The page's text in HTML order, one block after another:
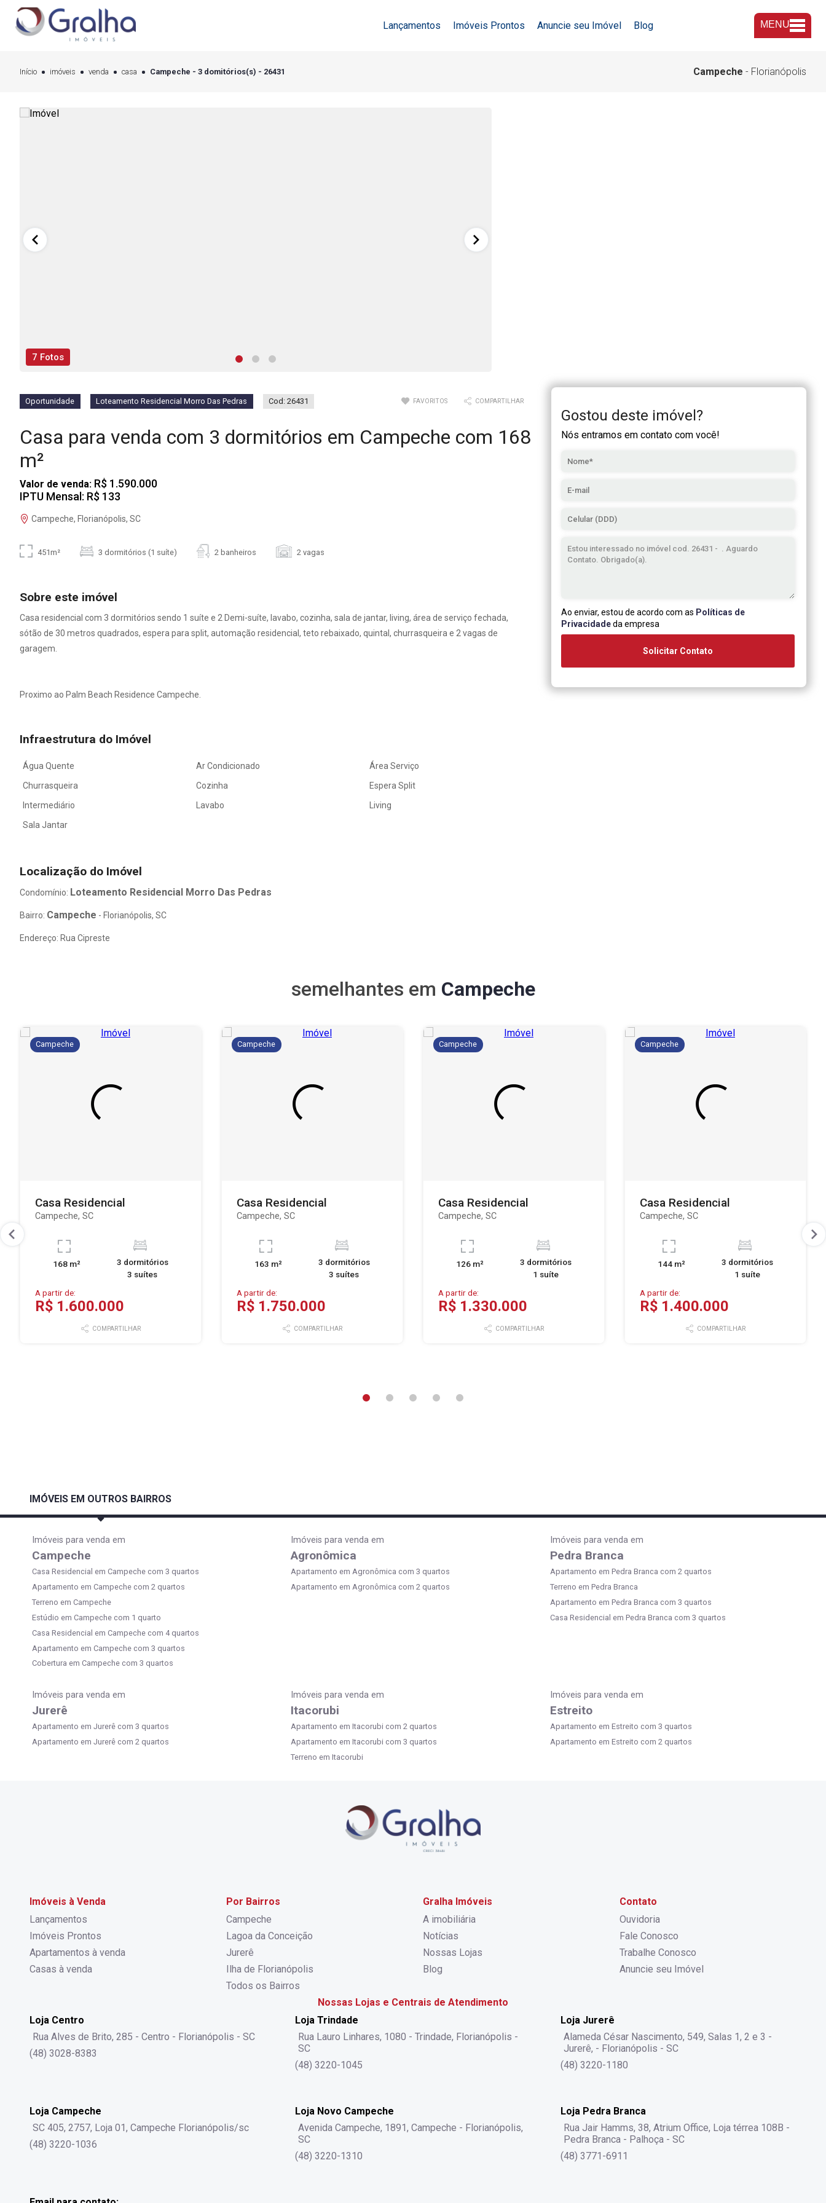
Lançamentos Imóveis Prontos Anuncie seu Imóvel Blog MENU
Início imóveis venda casa Campeche - 3 domitórios(s) - 26431 Campeche - Florianópolis
7 Fotos
Oportunidade Loteamento Residencial Morro Das Pedras Cod: 26431 FAVORITOS COMPARTILHAR
Casa para venda com 3 dormitórios em Campeche com 168
m²
Valor de venda: R$ 1.590.000
IPTU Mensal: R$ 133
Campeche, Florianópolis, SC
451m² 3 dormitórios (1 suíte) 2 banheiros 2 vagas
Sobre este imóvel
Casa residencial com 3 dormitórios sendo 1 suíte e 2 Demi-suíte, lavabo, cozinha, sala de jantar, living, área de serviço fechada,
sótão de 30 metros quadrados, espera para split, automação residencial, teto rebaixado, quintal, churrasqueira e 2 vagas de
garagem.
Proximo ao Palm Beach Residence Campeche.
Infraestrutura do Imóvel
Água Quente Ar Condicionado
Área Serviço
Churrasqueira
Cozinha
Espera Split
Intermediário
Lavabo
Living
Sala Jantar
Localização do Imóvel
Condomínio: Loteamento Residencial Morro Das Pedras
Bairro: Campeche - Florianópolis, SC
Endereço: Rua Cipreste
Gostou deste imóvel?
Nós entramos em contato com você!
Ao enviar, estou de acordo com as Políticas de
Privacidadeda empresa
Solicitar Contato
semelhantes em Campeche
Campeche
Casa Residencial
Campeche, SC
168 m²
3 dormitórios
3 suítes
A partir de:
R$ 1.600.000
COMPARTILHAR
Campeche
Casa Residencial
Campeche, SC
163 m²
3 dormitórios
3 suítes
A partir de:
R$ 1.750.000
COMPARTILHAR
Campeche
Casa Residencial
Campeche, SC
126 m²
3 dormitórios
1 suíte
A partir de:
R$ 1.330.000
COMPARTILHAR
Campeche
Casa Residencial
Campeche, SC
144 m²
3 dormitórios
1 suíte
A partir de:
R$ 1.400.000
COMPARTILHAR
IMÓVEIS EM OUTROS BAIRROS
Imóveis para venda em
Campeche
Casa Residencial em Campeche com 3 quartos
Apartamento em Campeche com 2 quartos
Terreno em Campeche
Estúdio em Campeche com 1 quarto
Casa Residencial em Campeche com 4 quartos
Apartamento em Campeche com 3 quartos
Cobertura em Campeche com 3 quartos
Imóveis para venda em
Agronômica
Apartamento em Agronômica com 3 quartos
Apartamento em Agronômica com 2 quartos
Imóveis para venda em
Pedra Branca
Apartamento em Pedra Branca com 2 quartos
Terreno em Pedra Branca
Apartamento em Pedra Branca com 3 quartos
Casa Residencial em Pedra Branca com 3 quartos
Imóveis para venda em
Jurerê
Apartamento em Jurerê com 3 quartos
Apartamento em Jurerê com 2 quartos
Imóveis para venda em
Itacorubi
Apartamento em Itacorubi com 2 quartos
Apartamento em Itacorubi com 3 quartos
Terreno em Itacorubi
Imóveis para venda em
Estreito
Apartamento em Estreito com 3 quartos
Apartamento em Estreito com 2 quartos
Imóveis à Venda
Lançamentos
Imóveis Prontos
Apartamentos à venda
Casas à venda
Por Bairros
Campeche
Lagoa da Conceição
Jurerê
Ilha de Florianópolis
Todos os Bairros
Gralha Imóveis
A imobiliária
Notícias
Nossas Lojas
Blog
Contato
Ouvidoria
Fale Conosco
Trabalhe Conosco
Anuncie seu Imóvel
Nossas Lojas e Centrais de Atendimento
Loja Centro
Rua Alves de Brito, 285 - Centro - Florianópolis - SC
(48) 3028-8383
Loja Trindade
Rua Lauro Linhares, 1080 - Trindade, Florianópolis -
SC
(48) 3220-1045
Loja Jurerê
Alameda César Nascimento, 549, Salas 1, 2 e 3 -
Jurerê, - Florianópolis - SC
(48) 3220-1180
Loja Campeche
SC 405, 2757, Loja 01, Campeche Florianópolis/sc
(48) 3220-1036
Loja Novo Campeche
Avenida Campeche, 1891, Campeche - Florianópolis,
SC
(48) 3220-1310
Loja Pedra Branca
Rua Jair Hamms, 38, Atrium Office, Loja térrea 108B -
Pedra Branca - Palhoça - SC
(48) 3771-6911